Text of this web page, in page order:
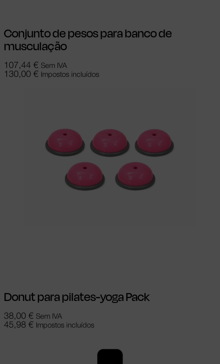
Conjunto de pesos para banco de
musculação
107,44 € Sem IVA
130,00 € Impostos incluídos
Donut para pilates-yoga Pack
38,00 € Sem IVA
45,98 € Impostos incluídos